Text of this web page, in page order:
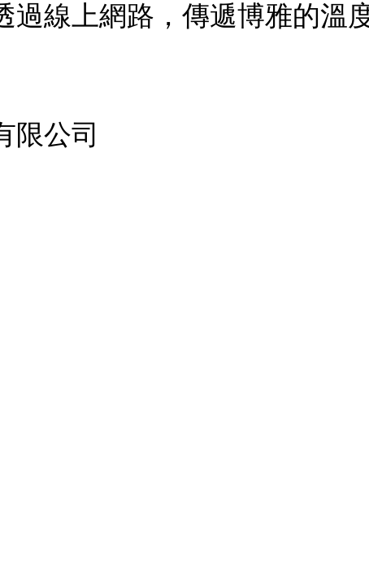
過線上網路，傳遞博雅的溫
限公司